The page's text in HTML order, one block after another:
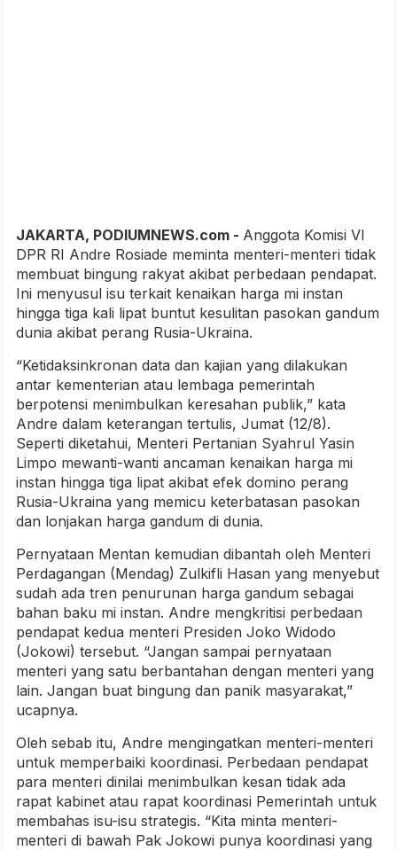
JAKARTA, PODIUMNEWS.com - Anggota Komisi VI
DPR RI Andre Rosiade meminta menteri-menteri tidak
membuat bingung rakyat akibat perbedaan pendapat.
Ini menyusul isu terkait kenaikan harga mi instan
hingga tiga kali lipat buntut kesulitan pasokan gandum
dunia akibat perang Rusia-Ukraina.
“Ketidaksinkronan data dan kajian yang dilakukan
antar kementerian atau lembaga pemerintah
berpotensi menimbulkan keresahan publik,” kata
Andre dalam keterangan tertulis, Jumat (12/8).
Seperti diketahui, Menteri Pertanian Syahrul Yasin
Limpo mewanti-wanti ancaman kenaikan harga mi
instan hingga tiga lipat akibat efek domino perang
Rusia-Ukraina yang memicu keterbatasan pasokan
dan lonjakan harga gandum di dunia.
Pernyataan Mentan kemudian dibantah oleh Menteri
Perdagangan (Mendag) Zulkifli Hasan yang menyebut
sudah ada tren penurunan harga gandum sebagai
bahan baku mi instan. Andre mengkritisi perbedaan
pendapat kedua menteri Presiden Joko Widodo
(Jokowi) tersebut. “Jangan sampai pernyataan
menteri yang satu berbantahan dengan menteri yang
lain. Jangan buat bingung dan panik masyarakat,”
ucapnya.
Oleh sebab itu, Andre mengingatkan menteri-menteri
untuk memperbaiki koordinasi. Perbedaan pendapat
para menteri dinilai menimbulkan kesan tidak ada
rapat kabinet atau rapat koordinasi Pemerintah untuk
membahas isu-isu strategis. “Kita minta menteri-
menteri di bawah Pak Jokowi punya koordinasi yang